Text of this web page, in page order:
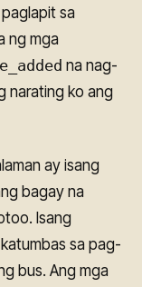
sa
ng mga
na nag-
narating ko ang
ay isang
bagay na
Isang
sa pag-
bus. Ang mga